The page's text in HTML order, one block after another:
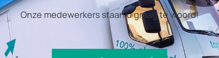
Onze medewerkers staan u graag te woord!